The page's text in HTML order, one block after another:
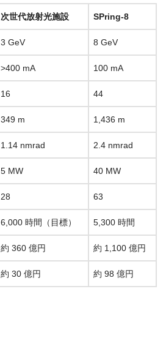
次世代放射光施設 SPring-8
3 GeV 8 GeV
>400 mA 100 mA
16 44
349 m 1,436 m
1.14 nmrad 2.4 nmrad
5 MW 40 MW
28 63
6,000 時間（目標） 5,300 時間
約 360 億円 約 1,100 億円
約 30 億円 約 98 億円